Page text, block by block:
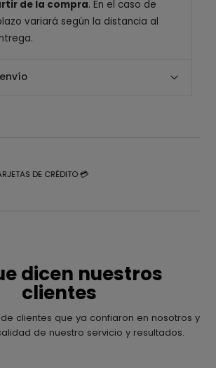
de la compra. En el caso de
variará según la distancia al
DE CRÉDITO 💳
dicen nuestros
clientes
clientes que ya confiaron en nosotros y
de nuestro servicio y resultados.